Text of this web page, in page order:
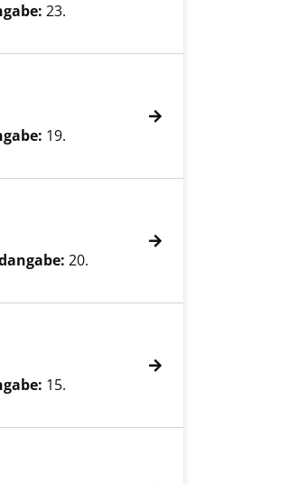
23.
19.
20.
15.